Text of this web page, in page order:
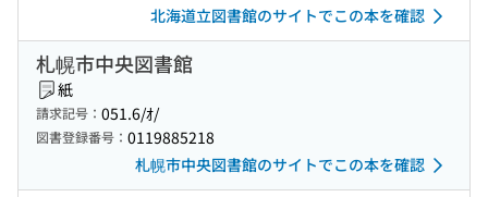
北海道立図書館のサイトでこの本を確認
札幌市中央図書館
紙
請求記号： 051.6/ｵ/
図書登録番号： 0119885218
札幌市中央図書館のサイトでこの本を確認